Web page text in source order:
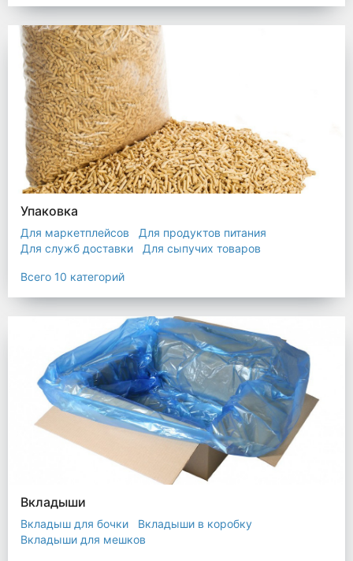
Упаковка
Для маркетплейсов
Для продуктов питания
Для служб доставки
Для сыпучих товаров
Промышленная упаковка
Прочая полиэтиленовая упаковка
Всего 10 категорий
Вкладыши
Вкладыш для бочки
Вкладыши в коробку
Вкладыши для мешков